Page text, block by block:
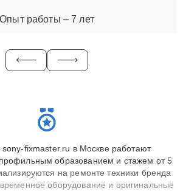
Опыт работы – 7 лет
fixmaster.ru в Москве работают
образованием и стажем от 5
на ремонте техники бренда
оборудование и оригинальные